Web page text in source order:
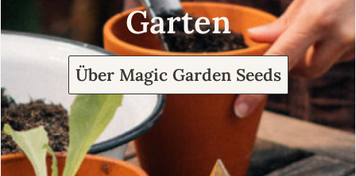
Garten
Über Magic Garden Seeds